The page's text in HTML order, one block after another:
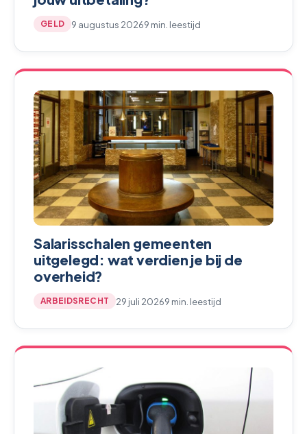
GELD 9 augustus 20269 min. leestijd
Salarisschalen gemeenten
uitgelegd: wat verdien je bij de
overheid?
ARBEIDSRECHT 29 juli 20269 min. leestijd